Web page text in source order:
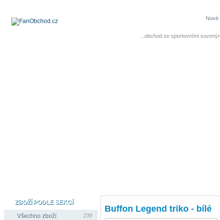
...obchod se sportovními
Nové
ZBOŽÍ PODLE SEKCÍ
Všechno zboží
239
Buffon Legend triko - bílé